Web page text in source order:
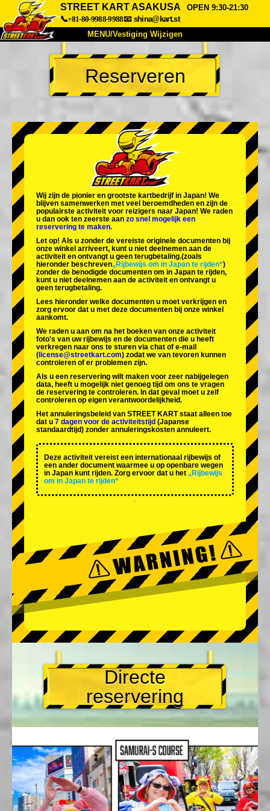
STREET KART ASAKUSA
OPEN 9:30-21:30
📞+81-80-9988-9988📧 shina@kart.st
MENU/Vestiging Wijzigen
TOP
Over Ons Specificaties Prijs
Veelgestelde Vragen
Bedrijf Reserveren
Vestiging Wijzigen
Tokio Shinagawa Tokio Akihabara#1
Tokio Akihabara#2
Tokio Shibuya Annex Tokio Baai
Tokio Asakusa Osaka
Okinawa
Reserveren
Wij zijn de pionier en grootste kartbedrijf in Japan! We
blijven samenwerken met veel beroemdheden en zijn de
populairste activiteit voor reizigers naar Japan! We raden
u dan ook ten zeerste aan zo snel mogelijk een
reservering te maken.
Let op! Als u zonder de vereiste originele documenten bij
onze winkel arriveert, kunt u niet deelnemen aan de
activiteit en ontvangt u geen terugbetaling.(zoals
hieronder beschreven„Rijbewijs om in Japan te rijden“)
zonder de benodigde documenten om in Japan te rijden,
kunt u niet deelnemen aan de activiteit en ontvangt u
geen terugbetaling.
Lees hieronder welke documenten u moet verkrijgen en
zorg ervoor dat u met deze documenten bij onze winkel
aankomt.
We raden u aan om na het boeken van onze activiteit
foto's van uw rijbewijs en de documenten die u heeft
verkregen naar ons te sturen via chat of e-mail
( license@streetkart.com) zodat we van tevoren kunnen
controleren of er problemen zijn.
Als u een reservering wilt maken voor zeer nabijgelegen
data, heeft u mogelijk niet genoeg tijd om ons te vragen
de reservering te controleren. In dat geval moet u zelf
controleren op eigen verantwoordelijkheid.
Het annuleringsbeleid van STREET KART staat alleen toe
dat u 7 dagen voor de activiteitstijd (Japanse
standaardtijd) zonder annuleringskosten annuleert.
Deze activiteit vereist een internationaal rijbewijs of
een ander document waarmee u op openbare wegen
in Japan kunt rijden. Zorg ervoor dat u het „Rijbewijs
om in Japan te rijden“
Directe
reservering